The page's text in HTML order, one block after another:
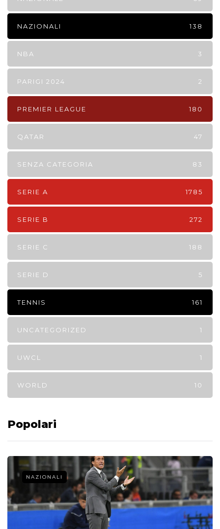
NAZIONALI 138
NBA 3
PARIGI 2024 2
PREMIER LEAGUE 180
QATAR 47
SENZA CATEGORIA 83
SERIE A 1785
SERIE B 272
SERIE C 188
SERIE D 5
TENNIS 161
UNCATEGORIZED 1
UWCL 1
WORLD 10
Popolari
NAZIONALI